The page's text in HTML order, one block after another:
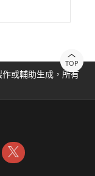
TOP
或輔助生成，所有